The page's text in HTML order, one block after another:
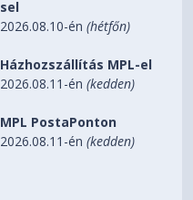
sel
2026.08.10-én(hétfőn)
Házhozszállítás MPL-el
2026.08.11-én(kedden)
MPL PostaPonton
2026.08.11-én(kedden)